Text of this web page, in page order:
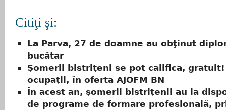
Citiţi şi:
La Parva, 27 de doamne au obţinut
bucătar
Şomerii bistriţeni se pot califica,
ocupaţii, în oferta AJOFM BN
În acest an, şomerii bistriţenii au la
de programe de formare profesională,